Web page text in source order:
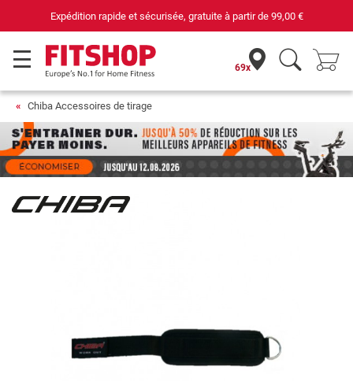
Expédition rapide et sécurisée, gratuite à partir de 99,00 €
69x
Chiba Accessoires de tirage